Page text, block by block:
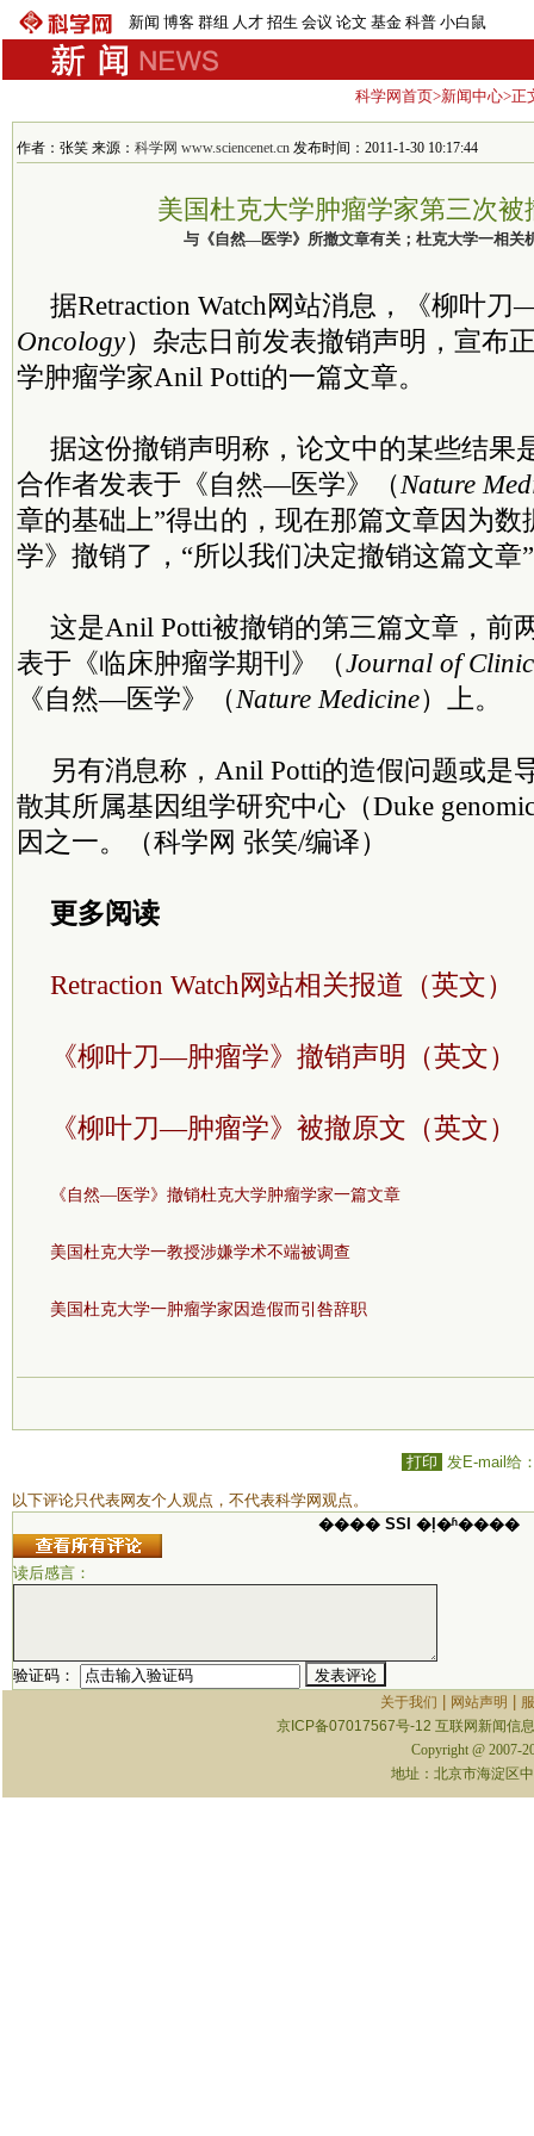
新闻 博客 群组 人才 招生 会议 论文 基金 科普 小白鼠
科学网首页>新闻中心>正
作者：张笑 来源： 科学网 www.sciencenet.cn 发布时间：2011-1-30 10:17:44
美国杜克大学肿瘤学家第三次被
与《自然—医学》所撤文章有关；杜克大学一相关
据Retraction Watch网站消息，《柳叶
Oncology）杂志日前发表撤销声明，宣布
学肿瘤学家Anil Potti的一篇文章。
据这份撤销声明称，论文中的某些结果
合作者发表于《自然—医学》（Nature
章的基础上”得出的，现在那篇文章因为
学》撤销了，“所以我们决定撤销这篇文章
这是Anil Potti被撤销的第三篇文章，前
表于《临床肿瘤学期刊》（Journal of
《自然—医学》（Nature Medicine）上。
另有消息称，Anil Potti的造假问题或是
散其所属基因组学研究中心（Duke
因之一。（科学网 张笑/编译）
更多阅读
Retraction Watch网站相关报道（英文）
《柳叶刀—肿瘤学》撤销声明（英文）
《柳叶刀—肿瘤学》被撤原文（英文）
《自然—医学》撤销杜克大学肿瘤学家一篇文章
美国杜克大学一教授涉嫌学术不端被调查
美国杜克大学一肿瘤学家因造假而引咎辞职
打印 发E-mail给
以下评论只代表网友个人观点，不代表科学网观点。
���� SSI �ļ�ʱ����
读后感言：
验证码：
关于我们 | 网站声明 |
京ICP备07017567号-12 互联网新闻信
Copyright @ 2007-
地址：北京市海淀区